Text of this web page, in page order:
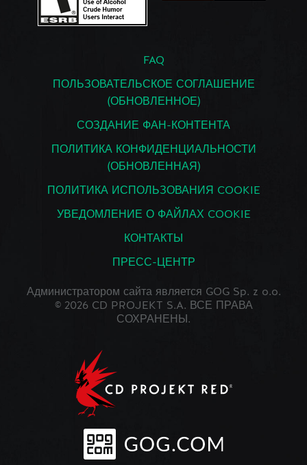
FAQ
ПОЛЬЗОВАТЕЛЬСКОЕ СОГЛАШЕНИЕ
(ОБНОВЛЕННОЕ)
СОЗДАНИЕ ФАН-КОНТЕНТА
ПОЛИТИКА КОНФИДЕНЦИАЛЬНОСТИ
(ОБНОВЛЕННАЯ)
ПОЛИТИКА ИСПОЛЬЗОВАНИЯ COOKIE
УВЕДОМЛЕНИЕ О ФАЙЛАХ COOKIE
КОНТАКТЫ
ПРЕСС-ЦЕНТР
Администратором сайта является GOG Sp. z o.o.
© 2026 CD PROJEKT S.A. ВСЕ ПРАВА
СОХРАНЕНЫ.